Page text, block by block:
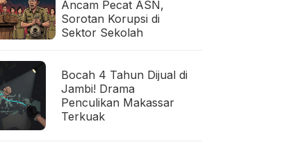
Ancam Pecat ASN,
Sorotan Korupsi di
Sektor Sekolah
Bocah 4 Tahun Dijual di
Jambi! Drama
Penculikan Makassar
Terkuak